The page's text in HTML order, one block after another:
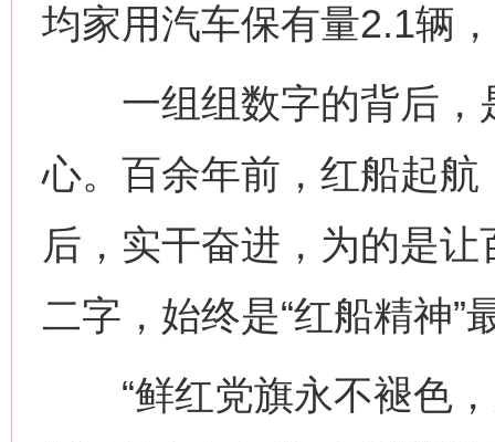
均家用汽车保有量2.1辆
一组组数字的背后，
心。百余年前，红船起
后，实干奋进，为的是
二字，始终是“红船精神”
“鲜红党旗永不褪色，